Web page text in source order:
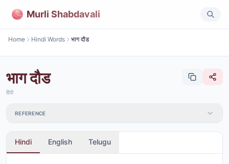
Murli Shabdavali
Home Hindi Words भाग दौड
भाग दौड
हिंदी
REFERENCE
Hindi English Telugu